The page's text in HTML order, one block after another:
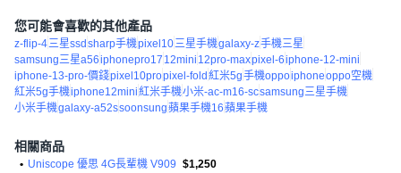
您可能會喜歡的其他產品
z-flip-4三星ssd sharp手機pixel10三星手機galaxy-z手機三星
samsung三星a56iphonepro17 12mini 12pro-maxpixel-6iphone-12-mini
iphone-13-pro-價錢pixel10propixel-fold 紅米5g手機oppoiphoneoppo空機
紅米5g手機iphone12mini紅米手機小米-ac-m16-scsamsung三星手機
小米手機galaxy-a52ssoonsung蘋果手機16蘋果手機
相關商品
• Uniscope 優思 4G長輩機 V909 $1,250